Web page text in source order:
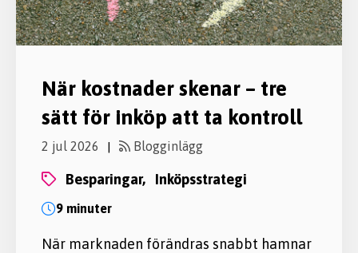
När kostnader skenar – tre
sätt för inköp att ta kontroll
2 jul 2026 | Blogginlägg
besparingar, inköpsstrategi
9 minuter
När marknaden förändras snabbt hamnar